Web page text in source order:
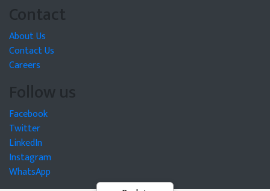
Contact
About Us
Contact Us
Careers
Follow us
Facebook
Twitter
LinkedIn
Instagram
WhatsApp